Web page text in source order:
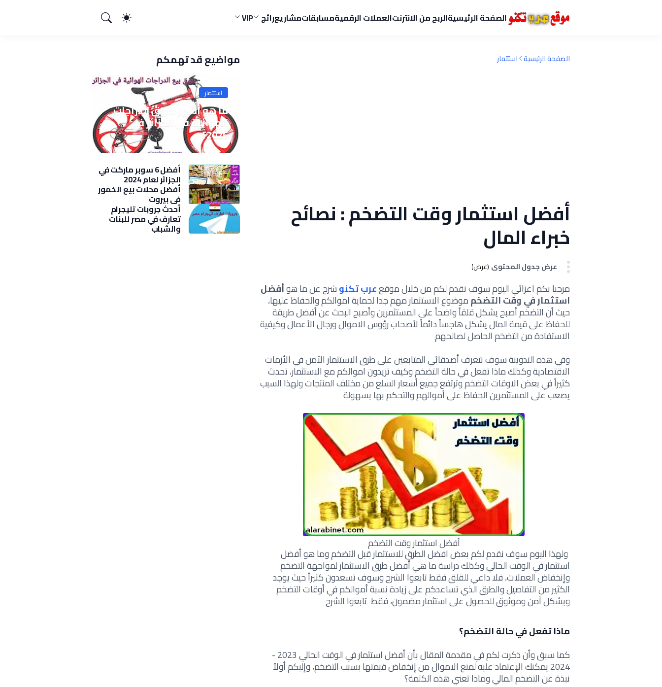
الصفحة الرئيسيةالربح من الانترنتالعملات الرقميةمسابقاتمشاريعرائج VIP
الصفحة الرئيسية استثمار
أفضل استثمار وقت التضخم : نصائح
خبراء المال
عرض جدول المحتوى (عرض)
مرحبا بكم اعزائي اليوم سوف نقدم لكم من خلال موقععرب تكنوشرح عن ما هوأفضل
استثمار في وقت التضخمموضوع الاستثمار مهم جدا لحماية اموالكم والحفاظ عليها،
حيث أن التضخم أصبح يشكل قلقاً واضحاً على المستثمرين وأصبح البحث عنأفضل طريقة
للحفاظ على قيمة المال يشكل هاجساً دائماً لأصحاب رؤوس الاموال ورجال الأعمالوكيفية
الاستفادة من التضخم الحاصل لصالحهم
وفي هذه التدوينة سوف نتعرف أصدقائي المتابعين على طرقالاستثمار الآمن في الأزمات
الاقتصادية وكذلكماذا تفعل في حالة التضخموكيف تزيدون اموالكم مع الاستثمار، تحدث
كثيراً في بعض الاوقات التضخم وترتفع جميع أسعار السلع من مختلف المنتجات ولهذا السبب
يصعب على المستثمرين الحفاظ على أموالهم والتحكم بها بسهولة
أفضل استثمار وقت التضخم
ولهذا اليوم سوف نقدم لكم بعض افضل الطرق للاستثمار قبل التضخم وما هوأفضل
استثمار في الوقت الحالي وكذلك دراسةما هي أفضل طرق الاستثمار لمواجهة التضخم
وإنخفاض العملات، فلا داعي للقلق فقط تابعوا الشرح وسوف تسعدون كثيراً حيث يوجد
الكثير من التفاصيل والطرق الذي تساعدكم على زيادة نسبة أموالكم في أوقات التضخم
وبشكل آمن وموثوقللحصول علىاستثمار مضمون، فقط تابعوا الشرح
ماذا تفعل في حالة التضخم؟
كما سبق وأن ذكرت لكم في مقدمة المقال بأن
أفضل استثمار في الوقت الحالي 2023 -
2024 يمكنك الإعتماد عليه لمنع الاموال من إنخفاض قيمتها بسبب التضخم، وإليكم أولاً
نبذة عن التضخم المالي وماذا تعني هذه الكلمة؟
مواضيع قد تهمكم
استثمار
ما هو أشهر سوق الدراجات
الهوائية في الجزائر في
2026؟
أفضل 6 سوبر ماركت في
الجزائر لعام 2024
أفضل محلات بيع الخمور
في بيروت
أحدث جروبات تليجرام
تعارف في مصر للبنات
والشباب